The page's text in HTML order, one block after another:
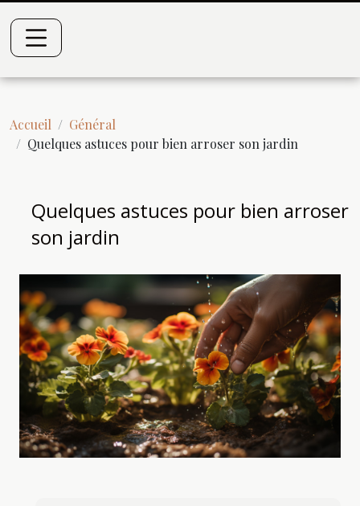
Accueil
Général
Quelques astuces pour bien arroser son jardin
Quelques astuces pour bien arroser
son jardin